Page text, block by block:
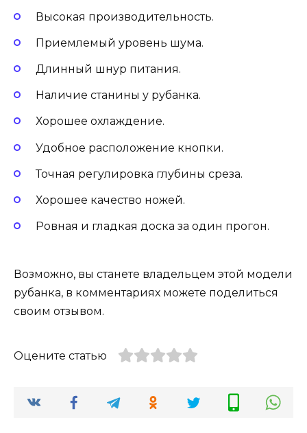
Высокая производительность.
Приемлемый уровень шума.
Длинный шнур питания.
Наличие станины у рубанка.
Хорошее охлаждение.
Удобное расположение кнопки.
Точная регулировка глубины среза.
Хорошее качество ножей.
Ровная и гладкая доска за один прогон.
Возможно, вы станете владельцем этой модели
рубанка, в комментариях можете поделиться
своим отзывом.
Оцените статью